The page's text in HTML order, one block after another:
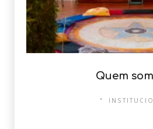
Quem